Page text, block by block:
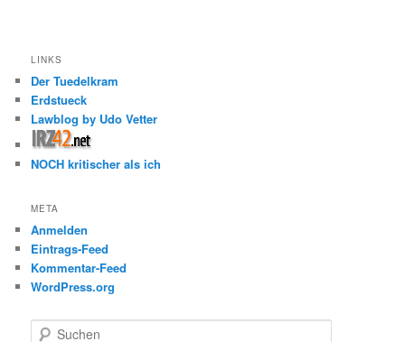
LINKS
Der Tuedelkram
Erdstueck
Lawblog by Udo Vetter
NOCH kritischer als ich
META
Anmelden
Eintrags-Feed
Kommentar-Feed
WordPress.org